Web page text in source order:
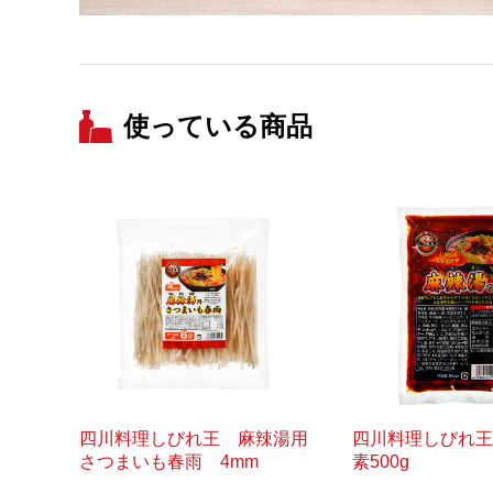
使っている商品
四川料理しびれ王 麻辣湯用
さつまいも春雨 4mm
四川料理しびれ
素500g